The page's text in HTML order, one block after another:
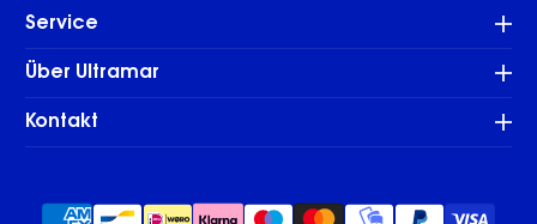
Service
Über Ultramar
Kontakt
Zahlungsmethoden